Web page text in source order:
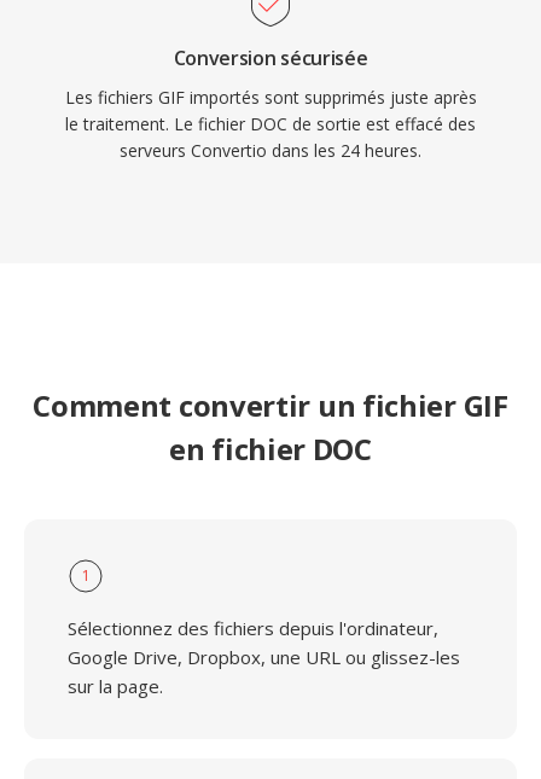
Conversion sécurisée
Les fichiers GIF importés sont supprimés juste après
le traitement. Le fichier DOC de sortie est effacé des
serveurs Convertio dans les 24 heures.
Comment convertir un fichier GIF
en fichier DOC
1
Sélectionnez des fichiers depuis l'ordinateur,
Google Drive, Dropbox, une URL ou glissez-les
sur la page.